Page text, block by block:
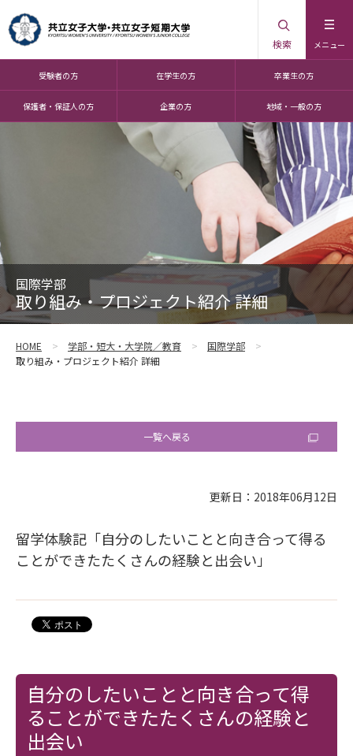
メニュー
検索
受験者の方 在学生の方 卒業生の方
保護者・保証人の方 企業の方 地域・一般の方
国際学部
取り組み・プロジェクト紹介 詳細
HOME 学部・短大・大学院／教育
国際学部
取り組み・プロジェクト紹介 詳細
一覧へ戻る
更新日：2018年06月12日
留学体験記「自分のしたいことと向き合って得る
ことができたたくさんの経験と出会い」
自分のしたいことと向き合って得
ることができたたくさんの経験と
出会い